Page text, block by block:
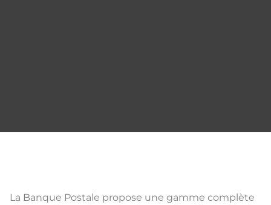
La Banque Postale propose une gamme complète